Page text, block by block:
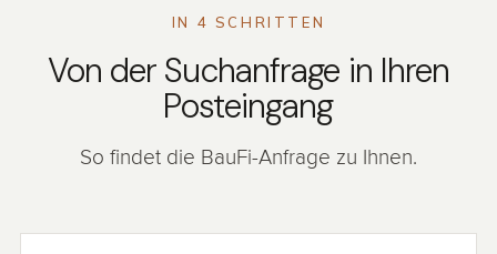
IN 4 SCHRITTEN
Von der Suchanfrage in Ihren
Posteingang
So findet die BauFi-Anfrage zu Ihnen.